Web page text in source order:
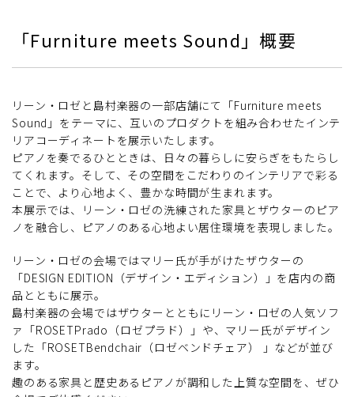
「Furniture meets Sound」概要
リーン・ロゼと島村楽器の一部店舗にて「Furniture meets
Sound」をテーマに、互いのプロダクトを組み合わせたインテ
リアコーディネートを展示いたします。
ピアノを奏でるひとときは、日々の暮らしに安らぎをもたらし
てくれます。そして、その空間をこだわりのインテリアで彩る
ことで、より心地よく、豊かな時間が生まれます。
本展示では、リーン・ロゼの洗練された家具とザウターのピア
ノを融合し、ピアノのある心地よい居住環境を表現しました。
リーン・ロゼの会場ではマリー氏が手がけたザウターの
「DESIGN EDITION（デザイン・エディション）」を店内の商
品とともに展示。
島村楽器の会場ではザウターとともにリーン・ロゼの人気ソフ
ァ「ROSETPrado（ロゼプラド）」や、マリー氏がデザイン
した「ROSETBendchair（ロゼベンドチェア） 」などが並び
ます。
趣のある家具と歴史あるピアノが調和した上質な空間を、ぜひ